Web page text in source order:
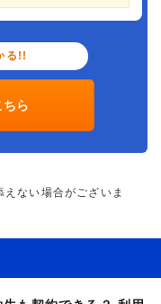
る!!
ちら
ない場合がございま